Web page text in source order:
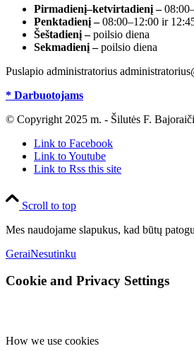
Pirmadienį–ketvirtadienį –
Penktadienį –08:00–12:00 ir
Šeštadienį –poilsio diena
Sekmadienį –poilsio diena
Puslapio administratorius
* Darbuotojams
© Copyright 2025 m. - Šilutės F.
Link to Facebook
Link to Youtube
Link to Rss this site
Scroll to top
Mes naudojame slapukus, kad būtų
GeraiNesutinku
Cookie and Privacy Settings
How we use cookies